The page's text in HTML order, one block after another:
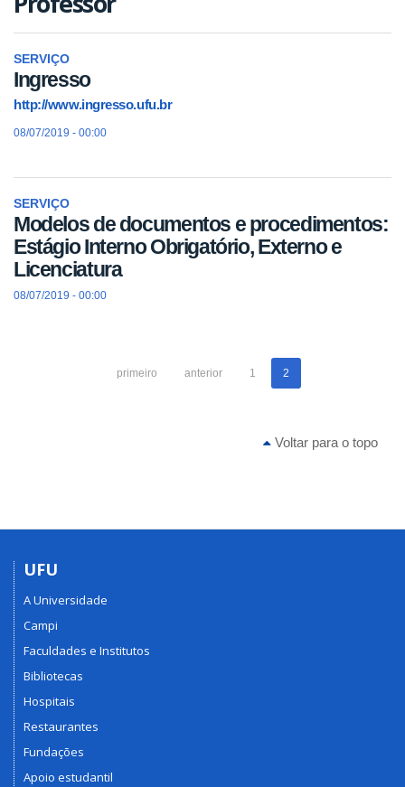
SERVIÇO
Ingresso
http://www.ingresso.ufu.br
08/07/2019 - 00:00
SERVIÇO
Modelos de documentos e procedimentos:
Estágio Interno Obrigatório, Externo e
Licenciatura
08/07/2019 - 00:00
primeiro anterior 1 2
Voltar para o topo
UFU
A Universidade
Campi
Faculdades e Institutos
Bibliotecas
Hospitais
Restaurantes
Fundações
Apoio estudantil